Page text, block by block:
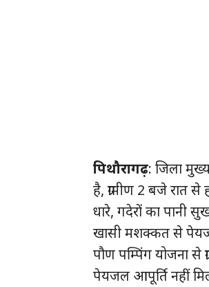
पिथौरागढ़: जिला
है, ग्रामीण 2 बजे रात
धारे, गदेरों का पानी
खासी मशक्कत से पेयजल
पौण पम्पिंग योजना से
पेयजल आपूर्ति नहीं